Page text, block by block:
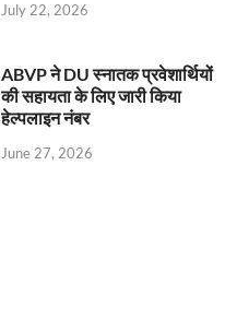
July 22, 2026
ABVP ने DU स्नातक प्रवेशार्थियों
की सहायता के लिए जारी किया
हेल्पलाइन नंबर
June 27, 2026